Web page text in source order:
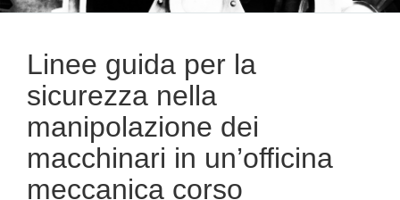
Linee guida per la
sicurezza nella
manipolazione dei
macchinari in un’officina
meccanica corso